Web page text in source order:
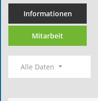
Informationen
Mitarbeit
Alle Daten